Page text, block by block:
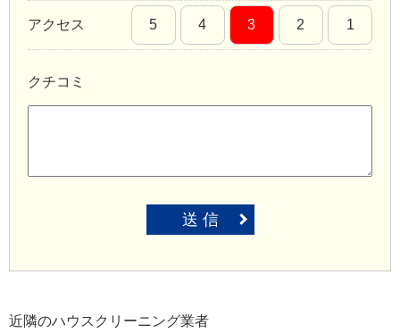
アクセス 5 4 3 2 1
クチコミ
送 信
近隣のハウスクリーニング業者